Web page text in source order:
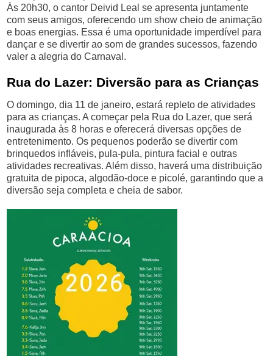
Às 20h30, o cantor Deivid Leal se apresenta juntamente
com seus amigos, oferecendo um show cheio de animação
e boas energias. Essa é uma oportunidade imperdível para
dançar e se divertir ao som de grandes sucessos, fazendo
valer a alegria do Carnaval.
Rua do Lazer: Diversão para as Crianças
O domingo, dia 11 de janeiro, estará repleto de atividades
para as crianças. A começar pela Rua do Lazer, que será
inaugurada às 8 horas e oferecerá diversas opções de
entretenimento. Os pequenos poderão se divertir com
brinquedos infláveis, pula-pula, pintura facial e outras
atividades recreativas. Além disso, haverá uma distribuição
gratuita de pipoca, algodão-doce e picolé, garantindo que a
diversão seja completa e cheia de sabor.